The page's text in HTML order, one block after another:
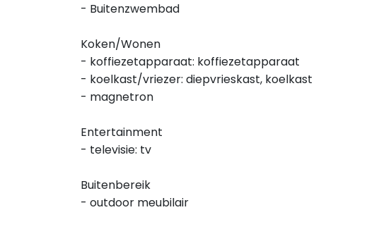
- Buitenzwembad
Koken/Wonen
- koffiezetapparaat: koffiezetapparaat
- koelkast/vriezer: diepvrieskast, koelkast
- magnetron
Entertainment
- televisie: tv
Buitenbereik
- outdoor meubilair